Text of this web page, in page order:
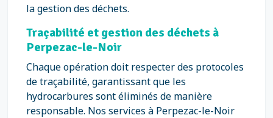
la gestion des déchets.
Traçabilité et gestion des déchets à
Perpezac-le-Noir
Chaque opération doit respecter des protocoles
de traçabilité, garantissant que les
hydrocarbures sont éliminés de manière
responsable. Nos services à Perpezac-le-Noir